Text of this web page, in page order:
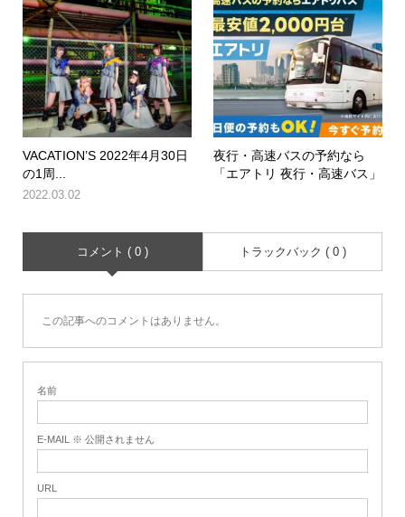
VACATION’S 2022年4月30日
の1周...
2022.03.02
夜行・高速バスの予約なら
「エアトリ 夜行・高速バス」
コメント ( 0 ) トラックバック ( 0 )
この記事へのコメントはありません。
名前
E-MAIL ※ 公開されません
URL